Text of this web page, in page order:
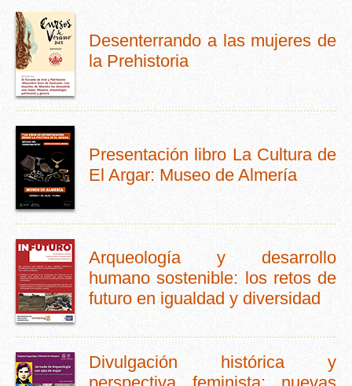
Desenterrando a las mujeres de
la Prehistoria
Presentación libro La Cultura de
El Argar: Museo de Almería
Arqueología y desarrollo
humano sostenible: los retos de
futuro en igualdad y diversidad
Divulgación histórica y